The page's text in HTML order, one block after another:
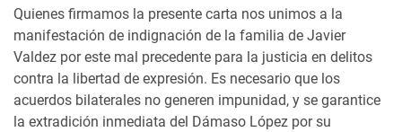
Quienes firmamos la presente carta nos unimos a la
manifestación de indignación de la familia de Javier
Valdez por este mal precedente para la justicia en delitos
contra la libertad de expresión. Es necesario que los
acuerdos bilaterales no generen impunidad, y se garantice
la extradición inmediata del Dámaso López por su